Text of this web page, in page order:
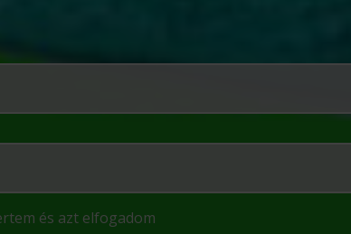
és azt elfogadom